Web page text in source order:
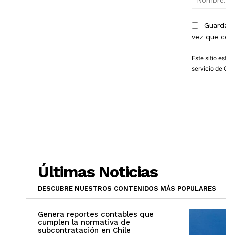
vez que
Este sitio
servicio de
Últimas Noticias
DESCUBRE NUESTROS CONTENIDOS MÁS POPULARES
Genera reportes contables que
cumplen la normativa de
subcontratación en Chile